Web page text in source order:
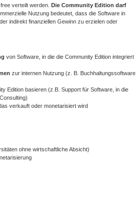
verteilt werden. Die Community Edition darf
Nutzung bedeutet, dass die Software in
indirekt finanziellen Gewinn zu erzielen oder
von Software, in die die Community Edition integriert
zur internen Nutzung (z. B. Buchhaltungssoftware
Edition basieren (z.B. Support für Software, in die
verkauft oder monetarisiert wird
ohne wirtschaftliche Absicht)